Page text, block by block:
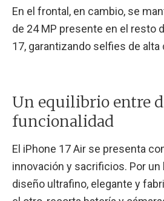
En el frontal, en cambio, se
de 24 MP presente en el resto
17, garantizando selfies de alta
Un equilibrio entre
funcionalidad
El iPhone 17 Air se presenta
innovación y sacrificios. Por un
diseño ultrafino, elegante y